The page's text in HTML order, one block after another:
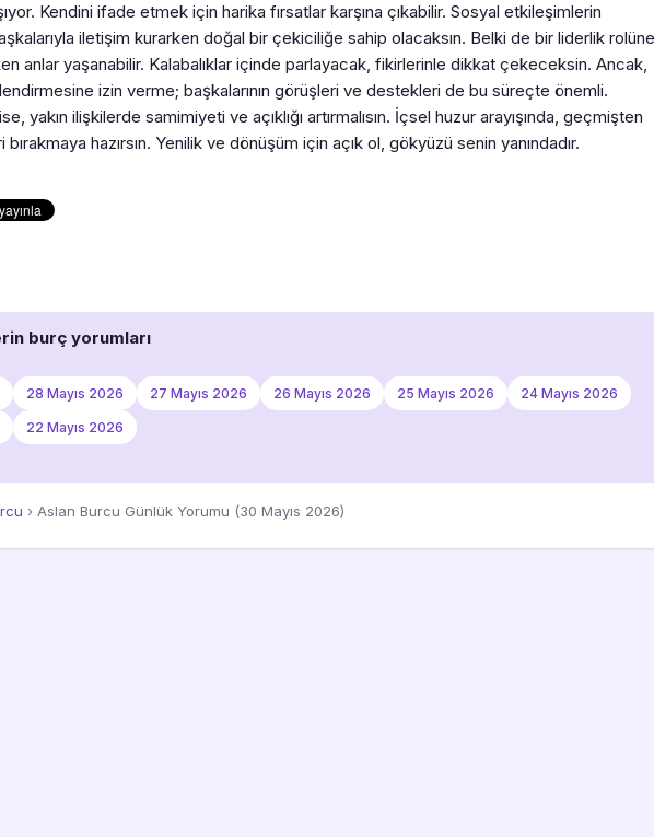
Kendini ifade etmek için harika fırsatlar karşına çıkabilir. Sosyal etkileşimlerin
iletişim kurarken doğal bir çekiciliğe sahip olacaksın. Belki de bir liderlik rolüne
anlar yaşanabilir. Kalabalıklar içinde parlayacak, fikirlerinle dikkat çekeceksin. Ancak,
izin verme; başkalarının görüşleri ve destekleri de bu süreçte önemli.
yakın ilişkilerde samimiyeti ve açıklığı artırmalısın. İçsel huzur arayışında, geçmişten
bırakmaya hazırsın. Yenilik ve dönüşüm için açık ol, gökyüzü senin yanındadır.
burç yorumları
28 Mayıs 2026 27 Mayıs 2026 26 Mayıs 2026 25 Mayıs 2026 24 Mayıs 2026
22 Mayıs 2026
› Aslan Burcu Günlük Yorumu (30 Mayıs 2026)